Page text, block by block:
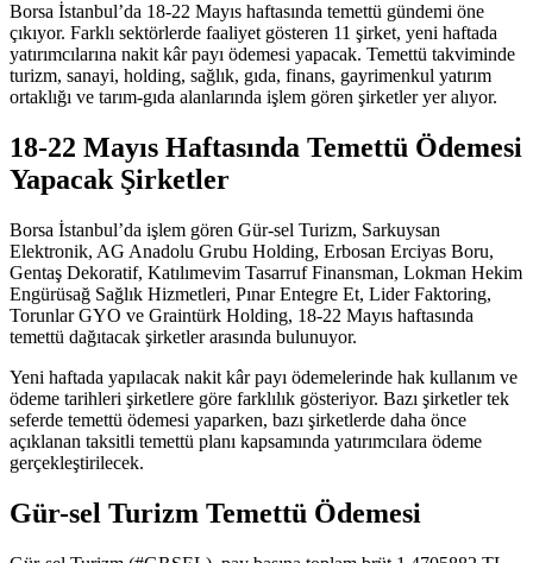
Borsa İstanbul’da 18-22 Mayıs haftasında temettü gündemi öne
çıkıyor. Farklı sektörlerde faaliyet gösteren 11 şirket, yeni haftada
yatırımcılarına nakit kâr payı ödemesi yapacak. Temettü takviminde
turizm, sanayi, holding, sağlık, gıda, finans, gayrimenkul yatırım
ortaklığı ve tarım-gıda alanlarında işlem gören şirketler yer alıyor.
18-22 Mayıs Haftasında Temettü Ödemesi
Yapacak Şirketler
Borsa İstanbul’da işlem gören Gür-sel Turizm, Sarkuysan
Elektronik, AG Anadolu Grubu Holding, Erbosan Erciyas Boru,
Gentaş Dekoratif, Katılımevim Tasarruf Finansman, Lokman Hekim
Engürüsağ Sağlık Hizmetleri, Pınar Entegre Et, Lider Faktoring,
Torunlar GYO ve Graintürk Holding, 18-22 Mayıs haftasında
temettü dağıtacak şirketler arasında bulunuyor.
Yeni haftada yapılacak nakit kâr payı ödemelerinde hak kullanım ve
ödeme tarihleri şirketlere göre farklılık gösteriyor. Bazı şirketler tek
seferde temettü ödemesi yaparken, bazı şirketlerde daha önce
açıklanan taksitli temettü planı kapsamında yatırımcılara ödeme
gerçekleştirilecek.
Gür-sel Turizm Temettü Ödemesi